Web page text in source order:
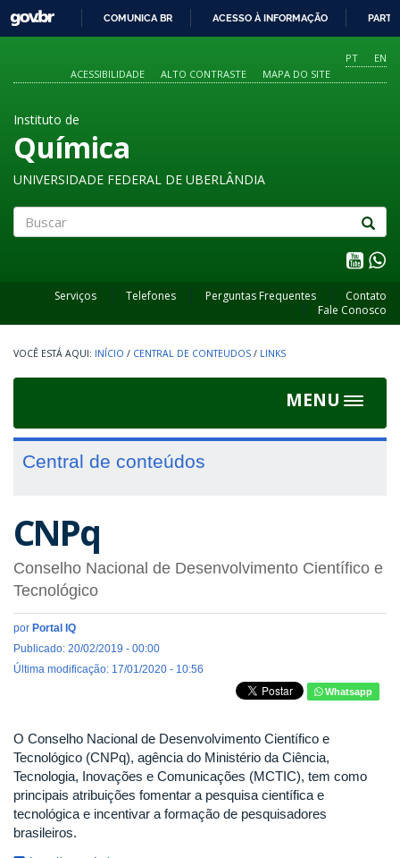
O
CONTEÚDO
GOVBR
COMUNICA BR ACESSO À INFORMAÇÃO
PT
EN
ACESSIBILIDADE
ALTO CONTRASTE MAPA DO SITE
Instituto de
Química
UNIVERSIDADE FEDERAL DE UBERLÂNDIA
Serviços Telefones Perguntas Frequentes
Contato
Fale Conosco
INÍCIO / CENTRAL DE CONTEUDOS / LINKS
MENU
Toggle
Central de conteúdos
CNPq
Conselho Nacional de Desenvolvimento Científico e
Tecnológico
por Portal IQ
Publicado: 20/02/2019 - 00:00
Última modificação: 17/01/2020 - 10:56
Whatsapp
O Conselho Nacional de Desenvolvimento Científico e
Tecnológico (CNPq), agência do Ministério da Ciência,
Tecnologia, Inovações e Comunicações (MCTIC), tem como
principais atribuições fomentar a pesquisa científica e
tecnológica e incentivar a formação de pesquisadores
brasileiros.